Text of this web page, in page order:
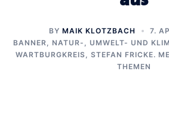
BY MAIK KLOTZBACH
7.
BANNER
NATUR-, UMWELT- UND
WARTBURGKREIS
STEFAN FRICKE.
THEMEN